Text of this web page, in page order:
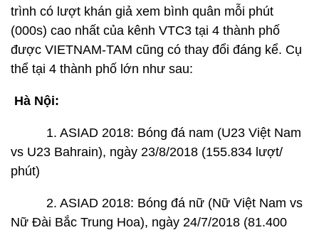
trình có lượt khán giả xem bình quân mỗi phút
(000s) cao nhất của kênh VTC3 tại 4 thành phố
được VIETNAM-TAM cũng có thay đổi đáng kể. Cụ
thể tại 4 thành phố lớn như sau:
Hà Nội:
1. ASIAD 2018: Bóng đá nam (U23 Việt Nam
vs U23 Bahrain), ngày 23/8/2018 (155.834 lượt/
phút)
2. ASIAD 2018: Bóng đá nữ (Nữ Việt Nam vs
Nữ Đài Bắc Trung Hoa), ngày 24/7/2018 (81.400